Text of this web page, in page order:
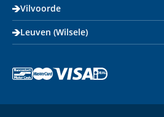
Vilvoorde
Leuven (Wilsele)